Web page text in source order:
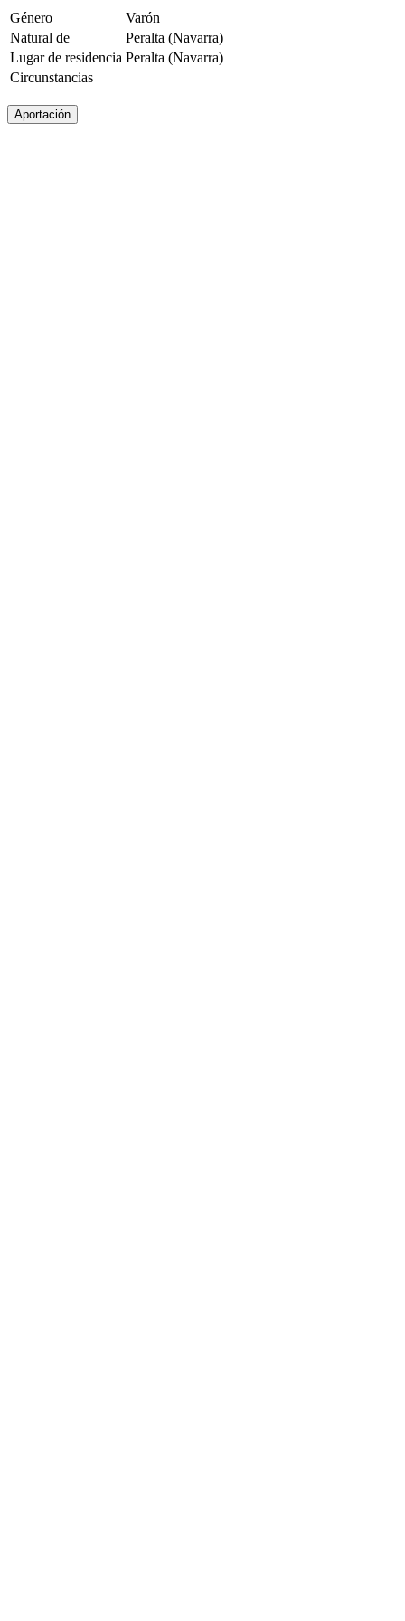
Género
Varón
Natural de
Peralta (Navarra)
Lugar de residencia Peralta (Navarra)
Circunstancias